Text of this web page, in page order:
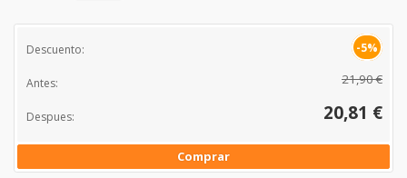
Descuento: -5%
Antes: 21,90 €
Despues: 20,81 €
Comprar